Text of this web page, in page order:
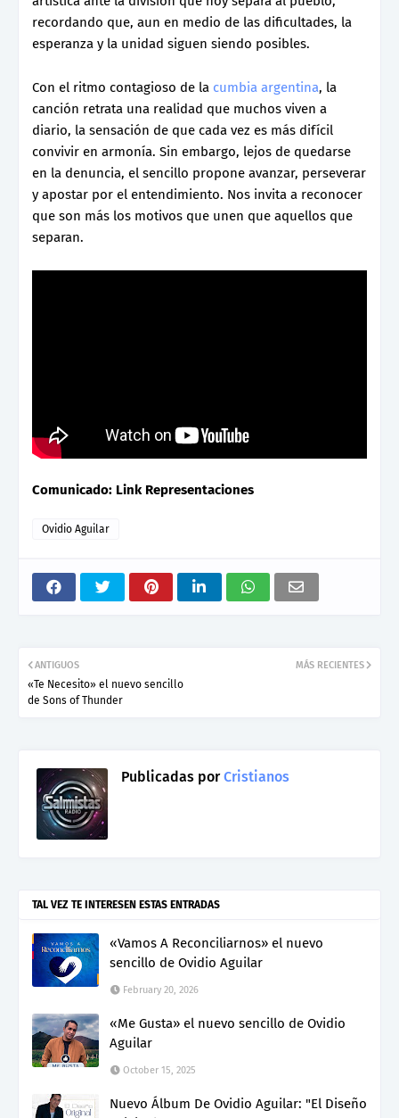
recordando que, aun en medio de las dificultades, la
esperanza y la unidad siguen siendo posibles.
Con el ritmo contagioso de la cumbia argentina, la
canción retrata una realidad que muchos viven a
diario, la sensación de que cada vez es más difícil
convivir en armonía. Sin embargo, lejos de quedarse
en la denuncia, el sencillo propone avanzar, perseverar
y apostar por el entendimiento. Nos invita a reconocer
que son más los motivos que unen que aquellos que
separan.
Comunicado: Link Representaciones
Ovidio Aguilar
MÁS RECIENTES
ANTIGUOS
«Te Necesito» el nuevo sencillo
de Sons of Thunder
Publicadas porCristianos
TAL VEZ TE INTERESEN ESTAS ENTRADAS
«Vamos A Reconciliarnos» el nuevo
sencillo de Ovidio Aguilar
February 20, 2026
«Me Gusta» el nuevo sencillo de Ovidio
Aguilar
October 15, 2025
Nuevo Álbum De Ovidio Aguilar: "El Diseño